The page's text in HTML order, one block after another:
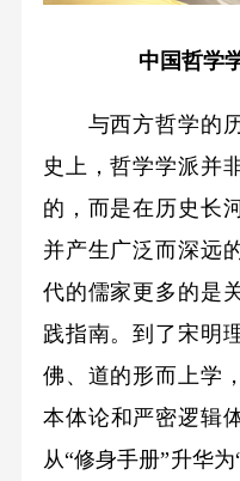
中国哲学
与西方哲学的历
史上，哲学学派并
的，而是在历史长
并产生广泛而深远
代的儒家更多的是
践指南。到了宋明
佛、道的形而上学
本体论和严密逻辑
从“修身手册”升华